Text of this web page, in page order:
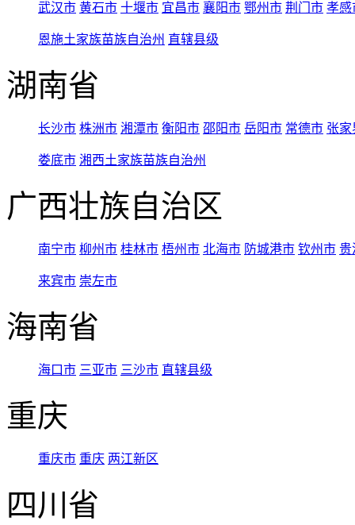
武汉市 黄石市 十堰市 宜昌市 襄阳市 鄂州市 荆门市 孝感
恩施土家族苗族自治州 直辖县级
湖南省
长沙市 株洲市 湘潭市 衡阳市 邵阳市 岳阳市 常德市 张家
娄底市 湘西土家族苗族自治州
广西壮族自治区
南宁市 柳州市 桂林市 梧州市 北海市 防城港市 钦州市 贵
来宾市 崇左市
海南省
海口市 三亚市 三沙市 直辖县级
重庆
重庆市 重庆 两江新区
四川省